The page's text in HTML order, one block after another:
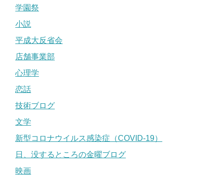
学園祭
小説
平成大反省会
店舗事業部
心理学
恋話
技術ブログ
文学
新型コロナウイルス感染症（COVID-19）
日、没するところの金曜ブログ
映画